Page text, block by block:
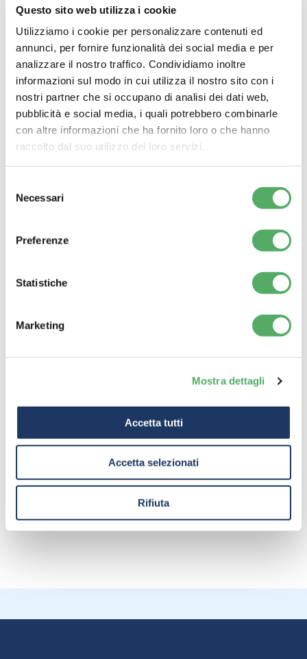
Questo sito web utilizza i cookie
Utilizziamo i cookie per personalizzare contenuti ed
annunci, per fornire funzionalità dei social media e per
analizzare il nostro traffico. Condividiamo inoltre
informazioni sul modo in cui utilizza il nostro sito con i
nostri partner che si occupano di analisi dei dati web,
pubblicità e social media, i quali potrebbero combinarle
con altre informazioni che ha fornito loro o che hanno
raccolto dal suo utilizzo dei loro servizi.
delNecessari
Preferenze
Statistiche
Marketing
Mostra dettagli
Accetta tutti
Accetta selezionati
Rifiuta
soddisfacente per il suo personale, rafforzando la propria
reputazione come impresa di pulizie leader a Milano.
Ital Cleaning Servizi Ambientali Srl
Professionale con Check-Up Gratuito
Il Futuro della Formazione nel Settore
Perché la qualità nella pulizia degli uffici